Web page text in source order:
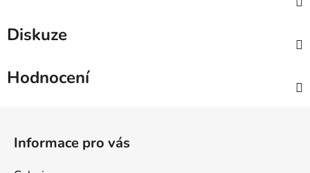
Diskuze
Hodnocení
Informace pro vás